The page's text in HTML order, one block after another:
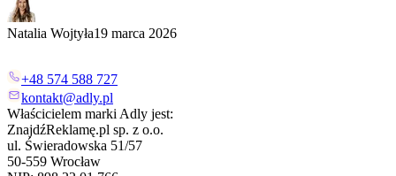
Natalia Wojtyła19 marca 2026
+48 574 588 727
kontakt@adly.pl
Właścicielem marki Adly jest:
ZnajdźReklamę.pl sp. z o.o.
ul. Świeradowska 51/57
50-559 Wrocław